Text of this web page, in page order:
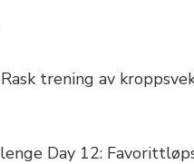
trening av
Day 12: